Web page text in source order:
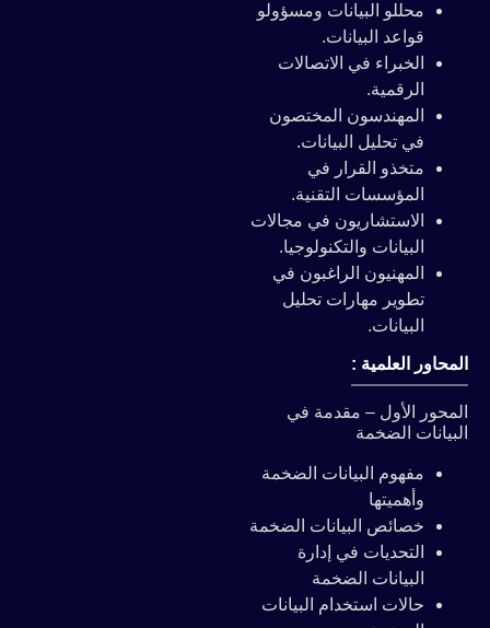
محللو البيانات ومسؤولو
قواعد البيانات.
الخبراء في الاتصالات
الرقمية.
المهندسون المختصون
في تحليل البيانات.
متخذو القرار في
المؤسسات التقنية.
الاستشاريون في مجالات
البيانات والتكنولوجيا.
المهنيون الراغبون في
تطوير مهارات تحليل
البيانات.
المحاور العلمية :
المحور الأول – مقدمة في
البيانات الضخمة
مفهوم البيانات الضخمة
وأهميتها
خصائص البيانات الضخمة
التحديات في إدارة
البيانات الضخمة
حالات استخدام البيانات